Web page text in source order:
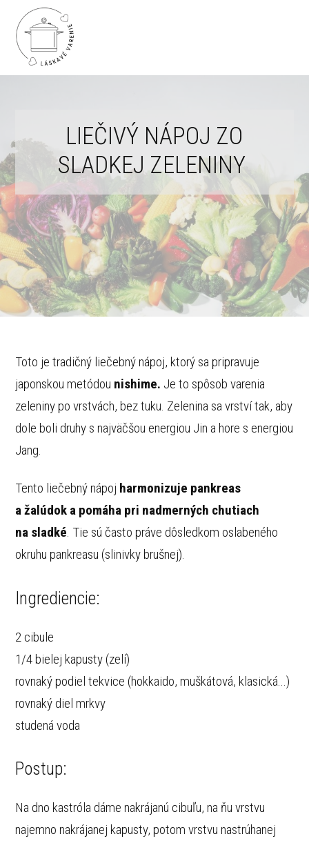
LIEČIVÝ NÁPOJ ZO
SLADKEJ ZELENINY
Toto je tradičný liečebný nápoj, ktorý sa pripravuje
japonskou metódou nishime. Je to spôsob varenia
zeleniny po vrstvách, bez tuku. Zelenina sa vrství tak, aby
dole boli druhy s najväčšou energiou Jin a hore s energiou
Jang.
Tento liečebný nápoj harmonizuje pankreas
a žalúdok a pomáha pri nadmerných chutiach
na sladké. Tie sú často práve dôsledkom oslabeného
okruhu pankreasu (slinivky brušnej).
Ingrediencie:
2 cibule
1/4 bielej kapusty (zelí)
rovnaký podiel tekvice (hokkaido, muškátová, klasická...)
rovnaký diel mrkvy
studená voda
Postup:
Na dno kastróla dáme nakrájanú cibuľu, na ňu vrstvu
najemno nakrájanej kapusty, potom vrstvu nastrúhanej